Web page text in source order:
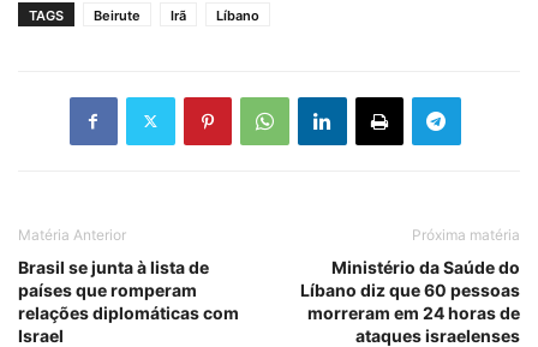
TAGS Beirute Irã Líbano
Matéria Anterior
Brasil se junta à lista de
países que romperam
relações diplomáticas com
Israel
Próxima matéria
Ministério da Saúde do
Líbano diz que 60 pessoas
morreram em 24 horas de
ataques israelenses